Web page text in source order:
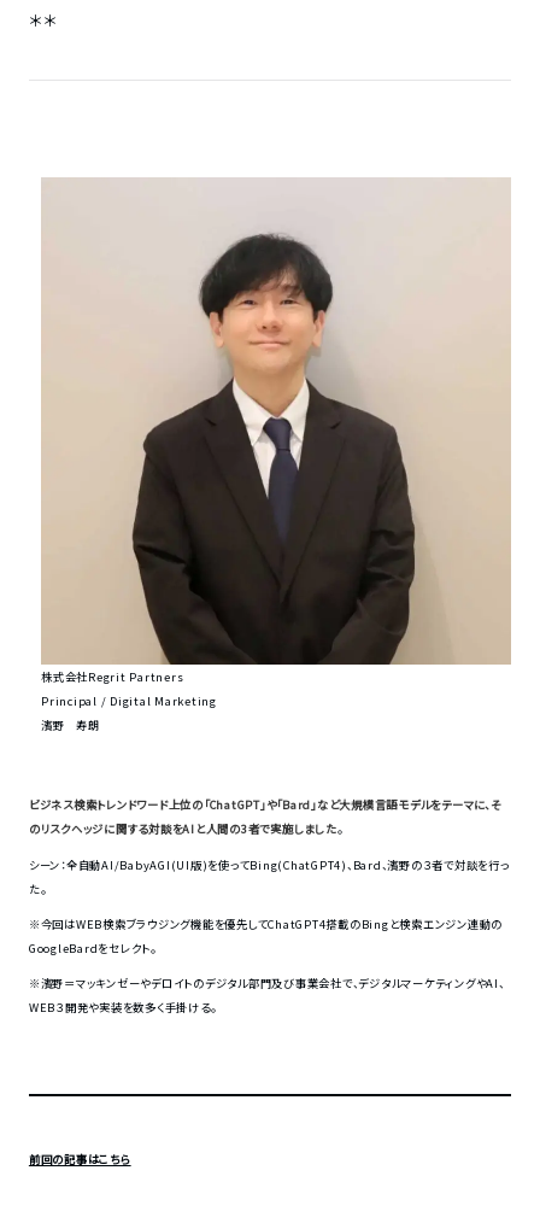
＊＊
株式会社Regrit Partners
Principal / Digital Marketing
濱野 寿朗
ビジネス検索トレンドワード上位の「ChatGPT」や「Bard」など大規模言語モデルをテーマに、そ
のリスクヘッジに関する対談をAIと人間の3者で実施しました。
シーン：全自動AI/BabyAGI(UI版)を使ってBing(ChatGPT4)、Bard、濱野の３者で対談を行っ
た。
※今回はWEB検索ブラウジング機能を優先してChatGPT4搭載のBingと検索エンジン連動の
GoogleBardをセレクト。
※濱野＝マッキンゼーやデロイトのデジタル部門及び事業会社で、デジタルマーケティングやAI、
WEB３開発や実装を数多く手掛ける。
前回の記事はこちら